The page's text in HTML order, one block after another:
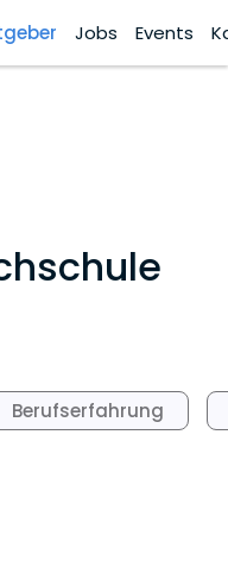
Jobs Events
Berufserfahrung